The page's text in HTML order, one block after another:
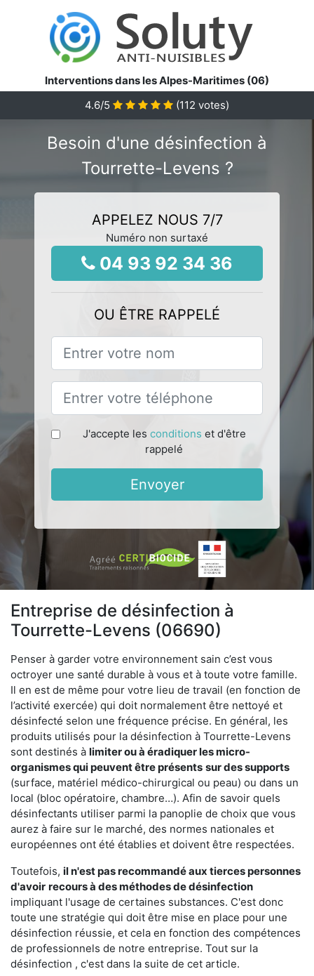
Interventions dans les Alpes-Maritimes (06)
4.6/5 (112 votes)
Besoin d'une désinfection à
Tourrette-Levens ?
APPELEZ NOUS 7/7
Numéro non surtaxé
04 93 92 34 36
OU ÊTRE RAPPELÉ
J'accepte les conditions et d'être
rappelé
Envoyer
Entreprise de désinfection à
Tourrette-Levens (06690)
Penser à garder votre environnement sain c’est vous
octroyer une santé durable à vous et à toute votre famille.
Il en est de même pour votre lieu de travail (en fonction de
l’activité exercée) qui doit normalement être nettoyé et
désinfecté selon une fréquence précise. En général, les
produits utilisés pour la désinfection à Tourrette-Levens
sont destinés à limiter ou à éradiquer les micro-
organismes qui peuvent être présents sur des supports
(surface, matériel médico-chirurgical ou peau) ou dans un
local (bloc opératoire, chambre…). Afin de savoir quels
désinfectants utiliser parmi la panoplie de choix que vous
aurez à faire sur le marché, des normes nationales et
européennes ont été établies et doivent être respectées.
Toutefois, il n'est pas recommandé aux tierces personnes
d'avoir recours à des méthodes de désinfection
impliquant l'usage de certaines substances. C'est donc
toute une stratégie qui doit être mise en place pour une
désinfection réussie, et cela en fonction des compétences
de professionnels de notre entreprise. Tout sur la
désinfection , c'est dans la suite de cet article.